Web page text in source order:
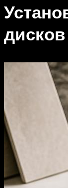
дисков